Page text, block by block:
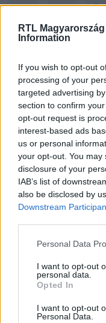
RTL Magyarország
Information
If you wish to opt-out
processing of your
targeted advertising
section to confirm
opt-out request is
interest-based ads
us or personal
your opt-out. You
disclosure of your
IAB’s list of
also be disclosed by
Downstream
Please note that this
not limited to your
grant or deny
use your data for
consent section.
Personal Data
I want to opt-out
personal data.
Opted In
I want to opt-out
Personal Data.
Kövess minket,
Facebookon is!
#KÜLFÖLD #